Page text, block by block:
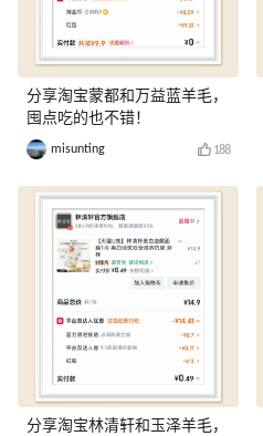
分享淘宝蒙都和万益蓝羊毛，
囤点吃的也不错！
misunting 188
分享淘宝林清轩和玉泽羊毛，